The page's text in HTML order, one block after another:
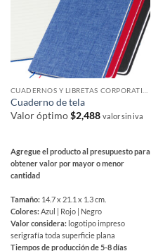
de
producto
Cuaderno de tela
Valor óptimo$2,488 valor sin iva
Agregue el producto al presupuesto para
obtener valor por mayor o menor
cantidad
Tamaño: 14.7 x 21.1 x 1.3 cm.
Colores:Azul | Rojo | Negro
Valor considera: logotipo impreso
serigrafía toda superficie plana
Tiempos de producción de 5-8 días